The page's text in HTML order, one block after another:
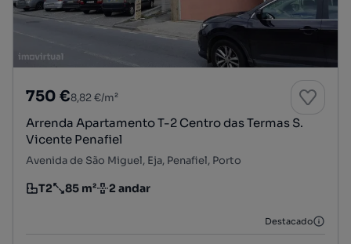
750 €8,82 €/m²
Arrenda Apartamento T-2 Centro das Termas S.
Vicente Penafiel
Avenida de São Miguel, Eja, Penafiel, Porto
Tipologia
T2
Preço por metro quadrado
85 m²
Andar 2 andar
Destacado